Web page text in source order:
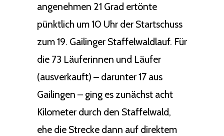
angenehmen 21 Grad ertönte
pünktlich um 10 Uhr der Startschuss
zum 19. Gailinger Staffelwaldlauf. Für
die 73 Läuferinnen und Läufer
(ausverkauft) – darunter 17 aus
Gailingen – ging es zunächst acht
Kilometer durch den Staffelwald,
ehe die Strecke dann auf direktem